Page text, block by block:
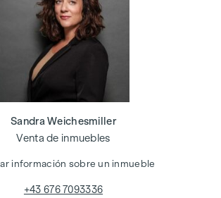
Sandra Weichesmiller
Venta de inmuebles
información sobre un inmueble
+43 676 7093336